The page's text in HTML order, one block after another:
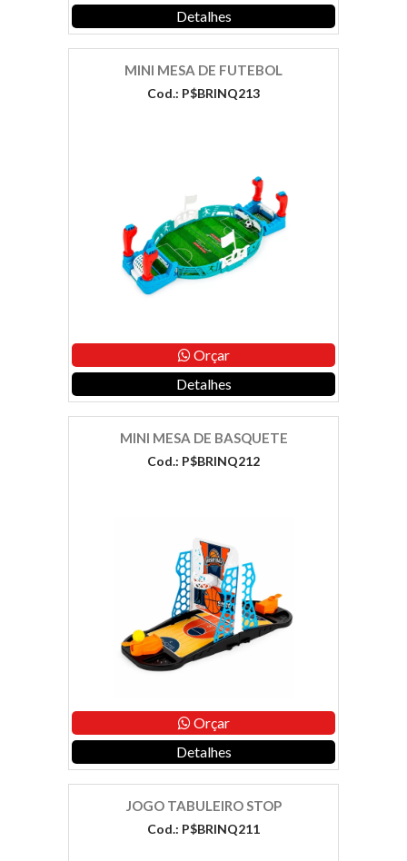
Detalhes
MINI MESA DE FUTEBOL
Cod.: P$BRINQ213
Orçar
Detalhes
MINI MESA DE BASQUETE
Cod.: P$BRINQ212
Orçar
Detalhes
JOGO TABULEIRO STOP
Cod.: P$BRINQ211